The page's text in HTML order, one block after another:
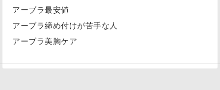
アーブラ最安値
アーブラ締め付けが苦手な人
アーブラ美胸ケア